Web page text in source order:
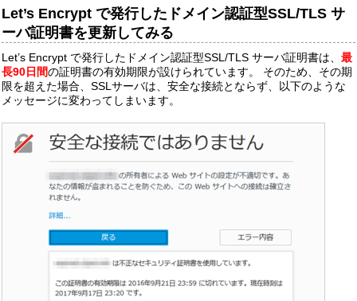
Let’s Encrypt で発行したドメイン認証型SSL/TLS サ
ーバ証明書を更新してみる
Let’s Encrypt で発行したドメイン認証型SSL/TLS サーバ証明書は、 最
長90日間の証明書の有効期限が設けられています。 そのため、その期
限を超えた場合、SSLサーバは、安全な接続とならず、以下のような
メッセージに変わってしまいます。